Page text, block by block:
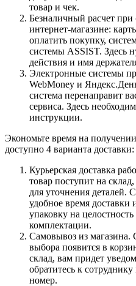
товар и чек.
Безналичный расчет
интернет-магазине:
оплатить покупку,
системы ASSIST. Здесь
действия и имя
Электронные системы
WebMoney и
система перенаправит
сервиса. Здесь
инструкции.
Экономьте время на
доступно 4 варианта доставки:
Курьерская доставка
товар поступит на
для уточнения деталей.
удобное время доставки
упаковку на
комплектации.
Самовывоз из магазина.
выбора появится в
склад, вам придет
обратитесь к
номер.